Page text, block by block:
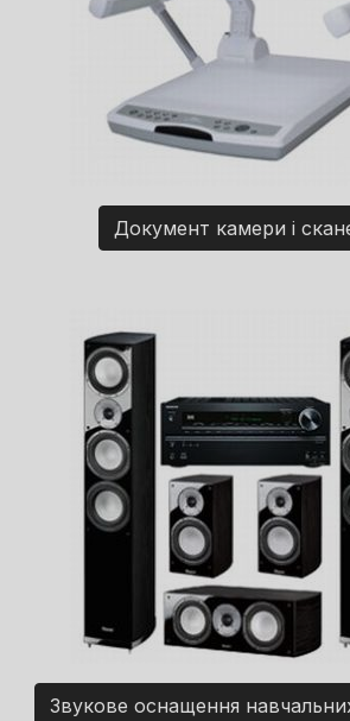
Документ камери і
Звукове оснащення